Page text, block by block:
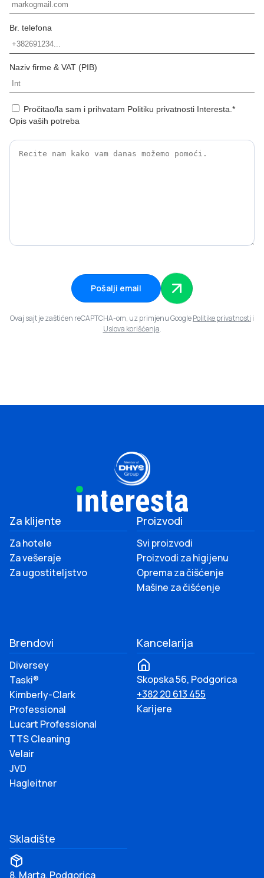
Br. telefona
Naziv firme & VAT (PIB)
Pročitao/la sam i prihvatam Politiku privatnosti Interesta.*
Opis vaših potreba
Pošalji email
Ovaj sajt je zaštićen reCAPTCHA-om, uz primjenu GooglePolitike privatnosti i
Uslova korišćenja.
Za klijente
Za hotele
Za vešeraje
Za ugostiteljstvo
Proizvodi
Svi proizvodi
Proizvodi za higijenu
Oprema za čišćenje
Mašine za čišćenje
Brendovi
Diversey
Taski®
Kimberly-Clark
Professional
Lucart Professional
TTS Cleaning
Velair
JVD
Hagleitner
Kancelarija
Skopska 56, Podgorica
+382 20 613 455
Karijere
Skladište
8. Marta, Podgorica